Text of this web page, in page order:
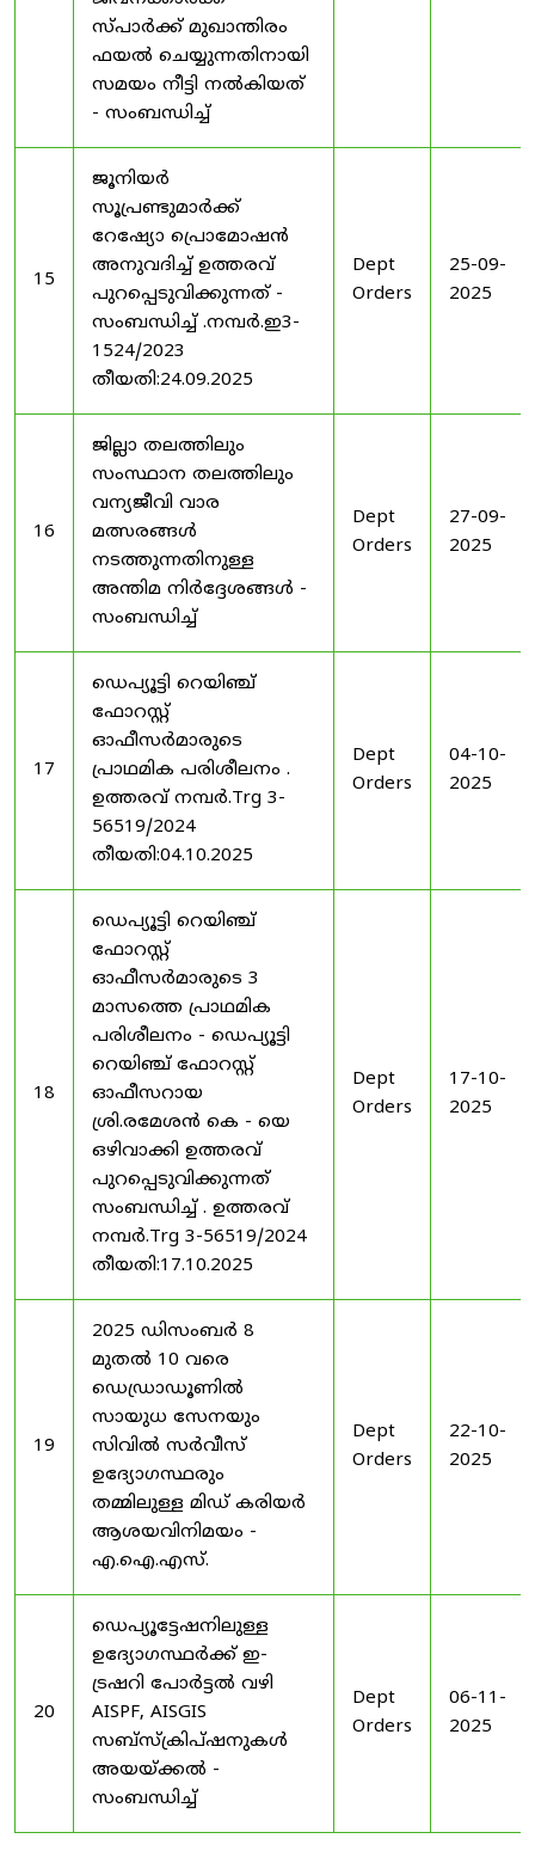
സ്പാർക്ക് മുഖാന്തിരം
ഫയൽ ചെയ്യുന്നതിനായി
സമയം നീട്ടി നൽകിയത്
- സംബന്ധിച്ച്
15
ജൂനിയർ
സൂപ്രണ്ടുമാർക്ക്
റേഷ്യോ പ്രൊമോഷൻ
അനുവദിച്ച് ഉത്തരവ്
പുറപ്പെടുവിക്കുന്നത് -
സംബന്ധിച്ച് .നമ്പർ.ഇ3-
1524/2023
തീയതി:24.09.2025
Dept
Orders
25-09-
2025
16
ജില്ലാ തലത്തിലും
സംസ്ഥാന തലത്തിലും
വന്യജീവി വാര
മത്സരങ്ങൾ
നടത്തുന്നതിനുള്ള
അന്തിമ നിർദ്ദേശങ്ങൾ -
സംബന്ധിച്ച്
Dept
Orders
27-09-
2025
17
ഡെപ്യൂട്ടി റെയിഞ്ച്
ഫോറസ്റ്റ്
ഓഫീസർമാരുടെ
പ്രാഥമിക പരിശീലനം .
ഉത്തരവ് നമ്പർ.Trg 3-
56519/2024
തീയതി:04.10.2025
Dept
Orders
04-10-
2025
18
ഡെപ്യൂട്ടി റെയിഞ്ച്
ഫോറസ്റ്റ്
ഓഫീസർമാരുടെ 3
മാസത്തെ പ്രാഥമിക
പരിശീലനം - ഡെപ്യൂട്ടി
റെയിഞ്ച് ഫോറസ്റ്റ്
ഓഫീസറായ
ശ്രി.രമേശൻ കെ - യെ
ഒഴിവാക്കി ഉത്തരവ്
പുറപ്പെടുവിക്കുന്നത്
സംബന്ധിച്ച് . ഉത്തരവ്
നമ്പർ.Trg 3-56519/2024
തീയതി:17.10.2025
Dept
Orders
17-10-
2025
19
2025 ഡിസംബർ 8
മുതൽ 10 വരെ
ഡെഡ്രാഡൂണിൽ
സായുധ സേനയും
സിവിൽ സർവീസ്
ഉദ്യോഗസ്ഥരും
തമ്മിലുള്ള മിഡ് കരിയർ
ആശയവിനിമയം -
എ.ഐ.എസ്.
Dept
Orders
22-10-
2025
20
ഡെപ്യൂട്ടേഷനിലുള്ള
ഉദ്യോഗസ്ഥർക്ക് ഇ-
ട്രഷറി പോർട്ടൽ വഴി
AISPF, AISGIS
സബ്‌സ്‌ക്രിപ്‌ഷനുകൾ
അയയ്ക്കൽ -
സംബന്ധിച്ച്
Dept
Orders
06-11-
2025